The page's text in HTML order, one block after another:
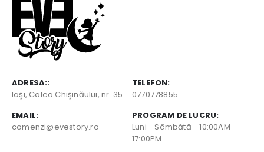
ADRESA::
Iaşi, Calea Chişinăului, nr. 35
TELEFON:
0770778855
EMAIL:
comenzi@evestory.ro
PROGRAM DE LUCRU:
Luni - Sâmbătă - 10:00AM -
17:00PM